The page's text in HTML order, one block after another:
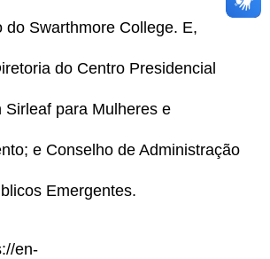
do Swarthmore College. E,
do Centro Presidencial
Sirleaf para Mulheres e
e Conselho de Administração
Emergentes.
en-